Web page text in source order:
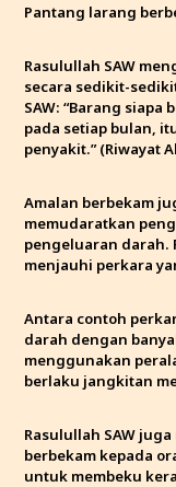
Pantang larang
Rasulullah SAW
secara sedikit-
SAW: “Barang siapa
pada setiap bulan,
penyakit.” (Riwayat
Amalan berbekam
memudaratkan
pengeluaran darah.
menjauhi perkara
Antara contoh
darah dengan
menggunakan
berlaku jangkitan
Rasulullah SAW
berbekam kepada
untuk membeku